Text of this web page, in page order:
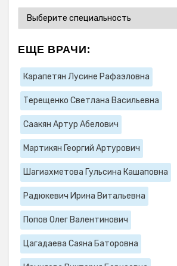
ЕЩЕ ВРАЧИ:
Карапетян Лусине Рафаэловна
Терещенко Светлана Васильевна
Саакян Артур Абелович
Мартикян Георгий Артурович
Шагиахметова Гульсина Кашаповна
Радюкевич Ирина Витальевна
Попов Олег Валентинович
Цагадаева Саяна Баторовна